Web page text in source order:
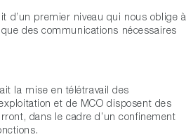
d’un premier niveau qui nous oblige à
des communications nécessaires
la mise en télétravail des
et de MCO disposent des
dans le cadre d’un confinement